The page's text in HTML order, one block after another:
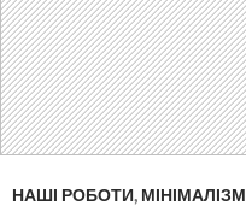
НАШІ РОБОТИ, МІНІМАЛІЗМ